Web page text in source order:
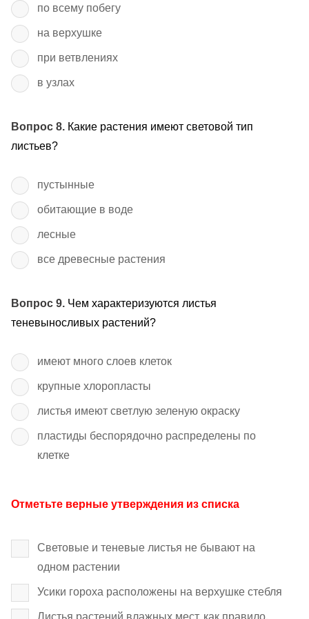
по всему побегу
на верхушке
при ветвлениях
в узлах
Вопрос 8. Какие растения имеют световой тип
листьев?
пустынные
обитающие в воде
лесные
все древесные растения
Вопрос 9. Чем характеризуются листья
теневыносливых растений?
имеют много слоев клеток
крупные хлоропласты
листья имеют светлую зеленую окраску
пластиды беспорядочно распределены по
клетке
Отметьте верные утверждения из списка
Световые и теневые листья не бывают на
одном растении
Усики гороха расположены на верхушке стебля
Листья растений влажных мест, как правило,